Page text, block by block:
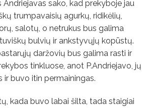
Andriejavas sako, kad prekyboje jau
trumpavaisių agurkų, ridikėlių,
salotų, o netrukus bus galima
bulvių ir ankstyvųjų kopūstų.
daržovių bus galima rasti ir
tinkluose, anot P.Andriejavo, jų
ir buvo itin permainingas.
kada buvo labai šilta, tada staigiai